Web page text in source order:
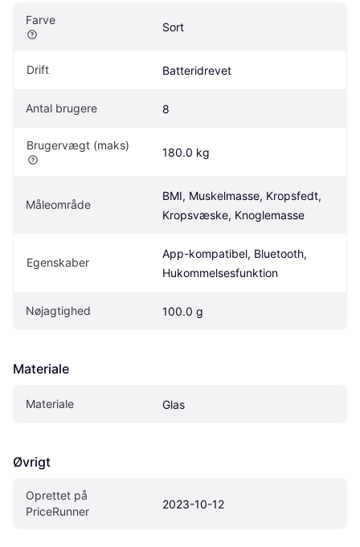
Farve
Sort
Drift Batteridrevet
Antal brugere 8
Brugervægt (maks)
180.0 kg
Måleområde
BMI, Muskelmasse, Kropsfedt,
Kropsvæske, Knoglemasse
Egenskaber
App-kompatibel, Bluetooth,
Hukommelsesfunktion
Nøjagtighed 100.0 g
Materiale
Materiale Glas
Øvrigt
Oprettet på
PriceRunner
2023-10-12